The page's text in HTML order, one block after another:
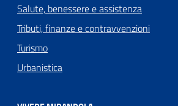
Salute, benessere e assistenza
Tributi, finanze e contravvenzioni
Turismo
Urbanistica